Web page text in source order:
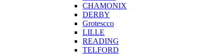
CHAMONIX
DERBY
Grotescco
LILLE
READING
TELFORD